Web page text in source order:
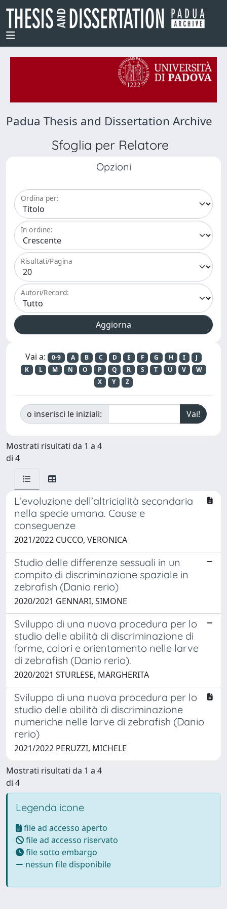
Padua Thesis and Dissertation Archive
Sfoglia per Relatore
Opzioni
Ordina per:
In ordine:
Risultati/Pagina
Autori/Record:
Vai a: 0-9 A B C D E F G H I
J
K
L M N O P Q R S T U V
W
X
Y Z
o inserisci le iniziali:
Mostrati risultati da 1 a 4
di 4
L’evoluzione dell’altricialità secondaria
nella specie umana. Cause e
conseguenze
2021/2022 CUCCO, VERONICA
Studio delle differenze sessuali in un
compito di discriminazione spaziale in
zebrafish (Danio rerio)
2020/2021 GENNARI, SIMONE
Sviluppo di una nuova procedura per lo
studio delle abilità di discriminazione di
forme, colori e orientamento nelle larve
di zebrafish (Danio rerio).
2020/2021 STURLESE, MARGHERITA
Sviluppo di una nuova procedura per lo
studio delle abilità di discriminazione
numeriche nelle larve di zebrafish (Danio
rerio)
2021/2022 PERUZZI, MICHELE
Mostrati risultati da 1 a 4
di 4
Legenda icone
file ad accesso aperto
file ad accesso riservato
file sotto embargo
nessun file disponibile